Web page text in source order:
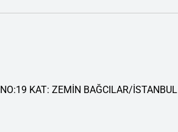
KAT: ZEMİN BAĞCILAR/İSTANBUL